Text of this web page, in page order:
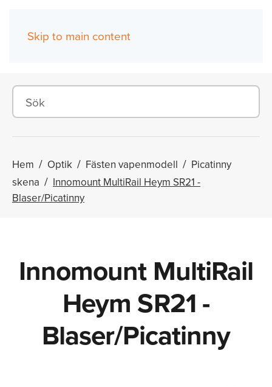
Skip to main content
Hem Optik Fästen vapenmodell
Picatinny
skena
Innomount MultiRail Heym SR21 -
Blaser/Picatinny
Innomount MultiRail
Heym SR21 -
Blaser/Picatinny